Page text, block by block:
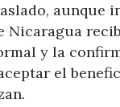
aunque
Nicaragua
y la
el